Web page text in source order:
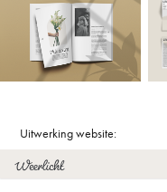
Uitwerking website: